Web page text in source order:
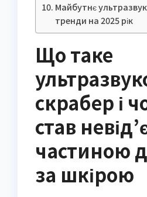
Майбутнє
тренди на 2025 рік
Що таке
скрабер і
став
частиною
за шкірою